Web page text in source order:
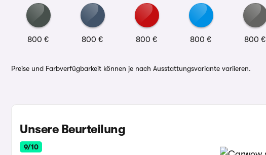
800 € 800 € 800 € 800 € 800 €
Preise und Farbverfügbarkeit können je nach Ausstattungsvariante variieren.
Unsere Beurteilung
9/10